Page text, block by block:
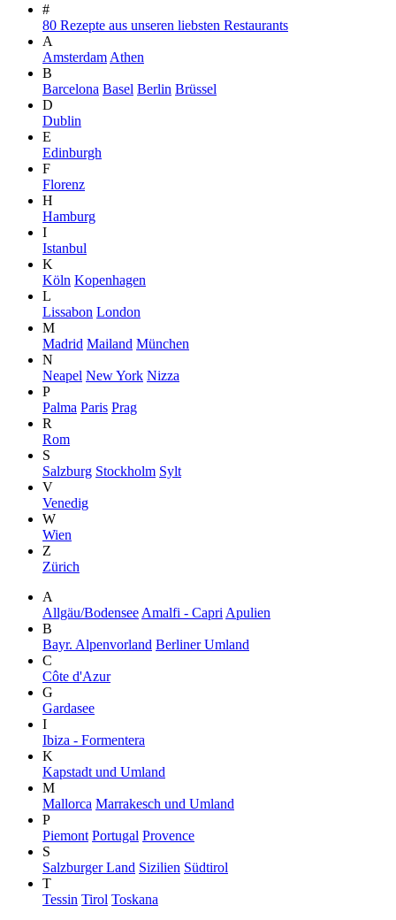
#
80 Rezepte aus unseren liebsten Restaurants
A
Amsterdam Athen
B
Barcelona Basel Berlin Brüssel
D
Dublin
E
Edinburgh
F
Florenz
H
Hamburg
I
Istanbul
K
Köln Kopenhagen
L
Lissabon London
M
Madrid Mailand München
N
Neapel New York Nizza
P
Palma Paris Prag
R
Rom
S
Salzburg Stockholm Sylt
V
Venedig
W
Wien
Z
Zürich
A
Allgäu/Bodensee Amalfi - Capri Apulien
B
Bayr. Alpenvorland Berliner Umland
C
Côte d'Azur
G
Gardasee
I
Ibiza - Formentera
K
Kapstadt und Umland
M
Mallorca Marrakesch und Umland
P
Piemont Portugal Provence
S
Salzburger Land Sizilien Südtirol
T
Tessin Tirol Toskana